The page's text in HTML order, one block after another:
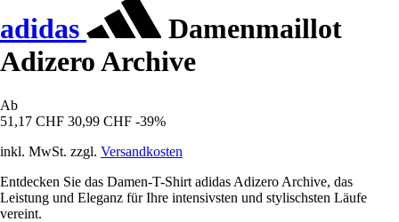
adidas
Damenmaillot
Adizero Archive
Ab
51,17 CHF 30,99 CHF -39%
inkl. MwSt. zzgl. Versandkosten
Entdecken Sie das Damen-T-Shirt adidas Adizero Archive, das
Leistung und Eleganz für Ihre intensivsten und stylischsten Läufe
vereint.